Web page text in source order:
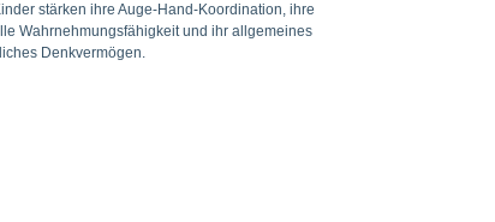
stärken ihre Auge-Hand-Koordination, ihre
Wahrnehmungsfähigkeit und ihr allgemeines
Denkvermögen.